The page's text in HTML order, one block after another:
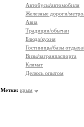
Автобусы/автомобили
Железные дороги/
Авиа
Традиции/обычаи
Блюда/кухня
Гостиницы/базы
Визы/загранпаспорта
Климат
Делюсь опытом
Метки: крым